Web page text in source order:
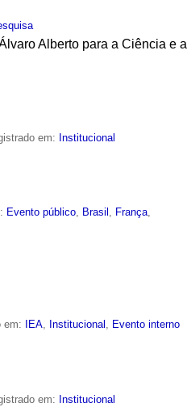
Alberto para a Ciência e a
em: Institucional
Evento público, Brasil , França,
em: IEA Institucional Evento interno
em: Institucional